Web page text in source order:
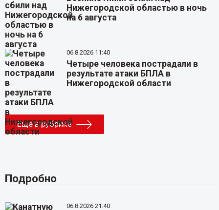
Нижегородской областью в ночь
на 6 августа
06.8.2026 11:40
Четыре человека пострадали в
результате атаки БПЛА в
Нижегородской области
Еще в рубрике
Подробно
06.8.2026 21:40